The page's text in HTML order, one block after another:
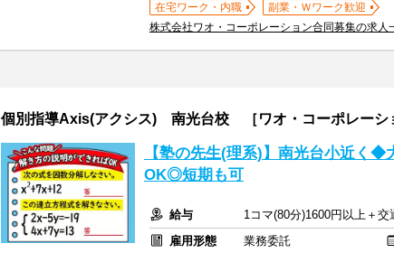
在宅ワーク・内職
副業・Ｗワーク歓迎
株式会社ワオ・コーポレーション合同募集の求人
個別指導Axis(アクシス) 南光台校 ［ワオ・コーポレーシ
【塾の先生(理系)】南光台小近く
OK◎短期も可
給与
1コマ(80分)1600円以上＋交
雇用形態
業務委託